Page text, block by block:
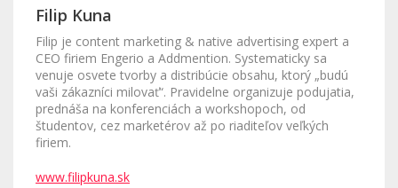
Filip Kuna
Filip je content marketing & native advertising expert a
CEO firiem Engerio a Addmention. Systematicky sa
venuje osvete tvorby a distribúcie obsahu, ktorý „budú
vaši zákazníci milovať“. Pravidelne organizuje podujatia,
prednáša na konferenciách a workshopoch, od
študentov, cez marketérov až po riaditeľov veľkých
firiem.
www.filipkuna.sk